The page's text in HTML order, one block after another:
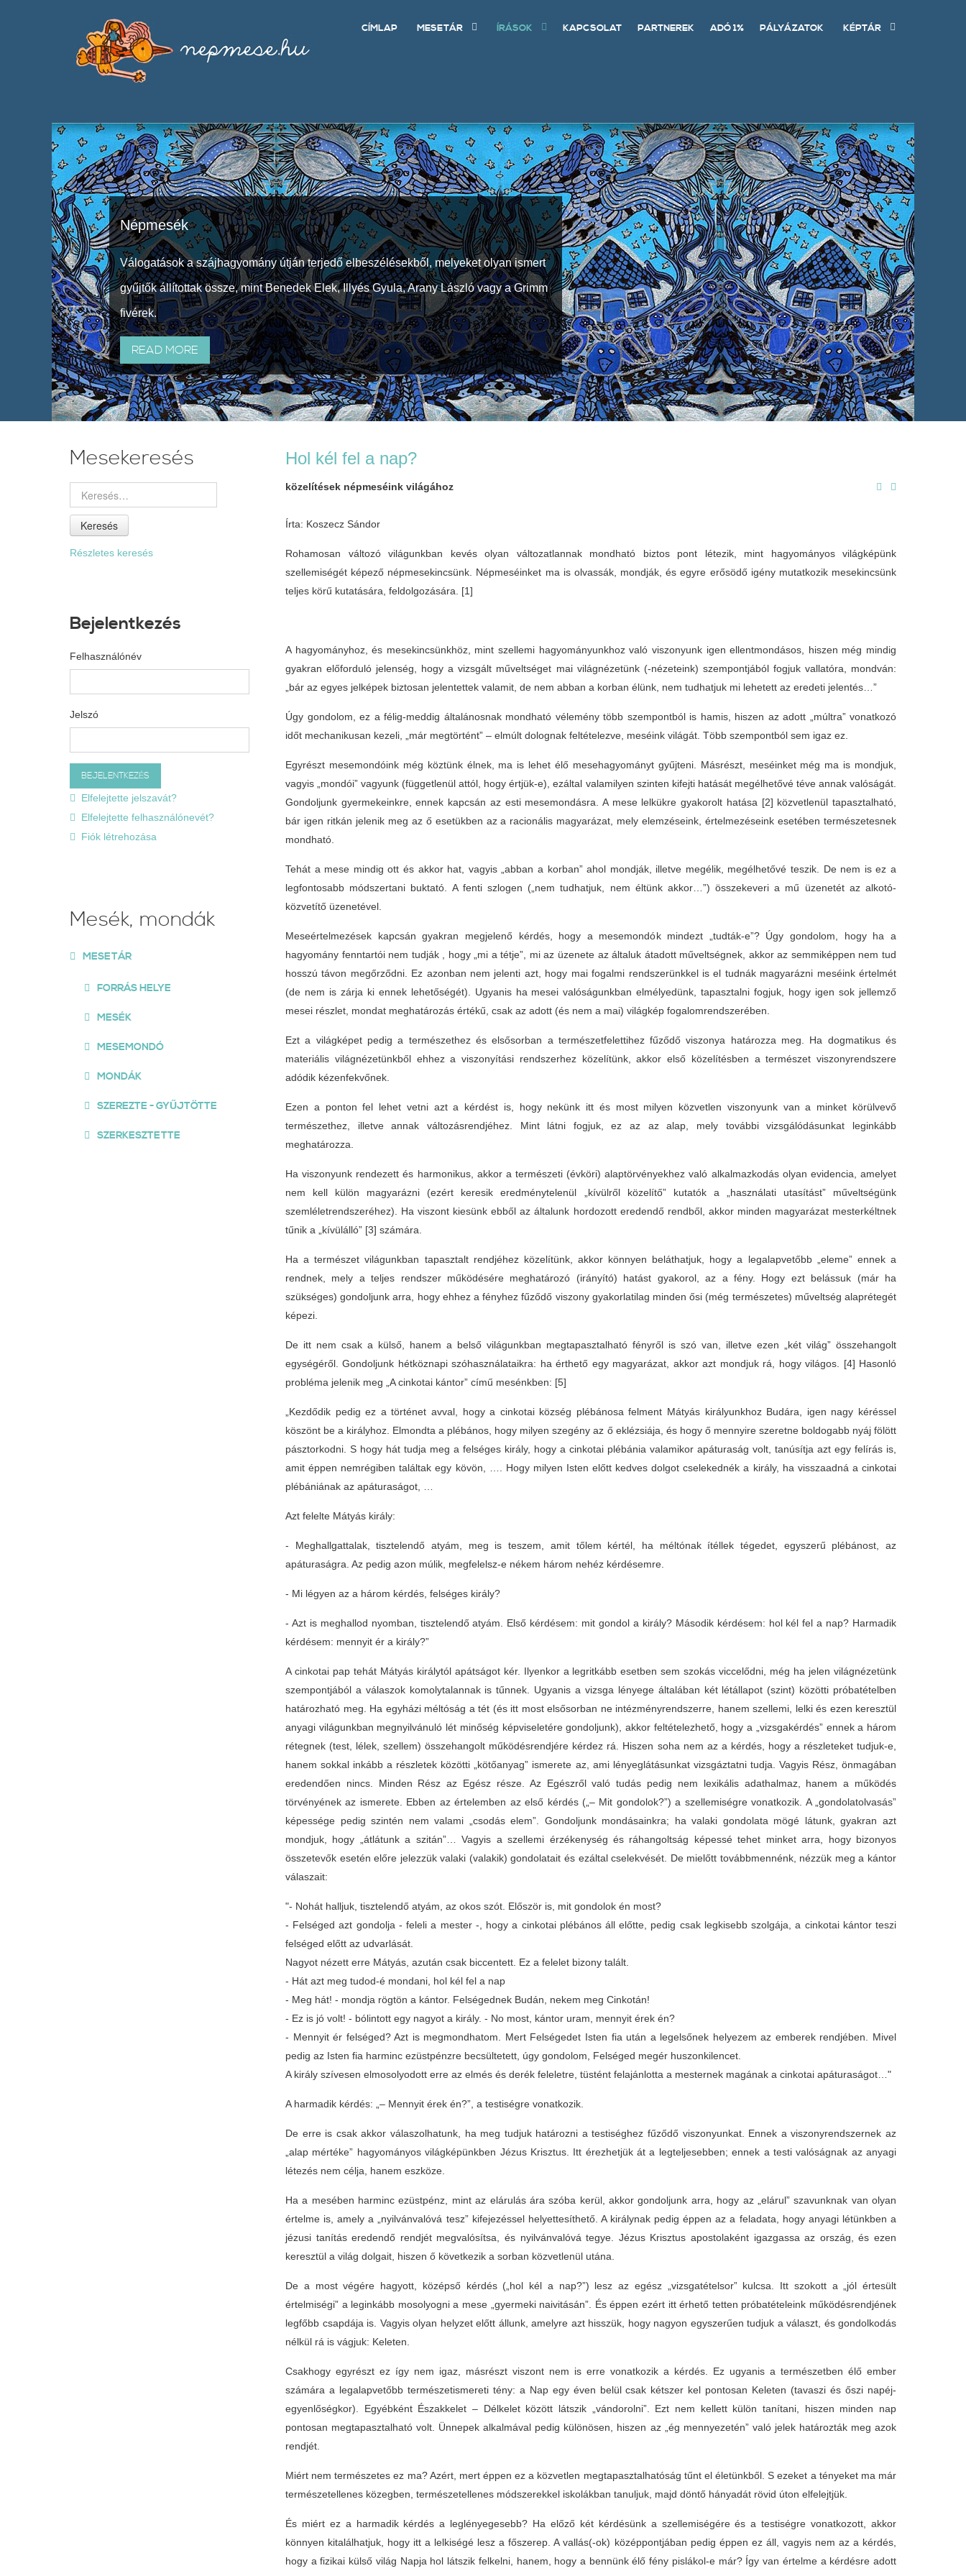
CÍMLAP MESETÁR ÍRÁSOK KAPCSOLAT PARTNEREK ADÓ 1% PÁLYÁZATOK KÉPTÁR
Népmesék
Válogatások a szájhagyomány útján terjedő elbeszélésekből, melyeket olyan ismert
gyűjtők állítottak össze, mint Benedek Elek, Illyés Gyula, Arany László vagy a Grimm
fivérek.
READ MORE
Hol kél fel a nap?
közelítések népmeséink világához
Írta: Koszecz Sándor
Rohamosan változó világunkban kevés olyan változatlannak mondható biztos pont létezik, mint hagyományos világképünk
szellemiségét képező népmesekincsünk. Népmeséinket ma is olvassák, mondják, és egyre erősödő igény mutatkozik mesekincsünk
teljes körű kutatására, feldolgozására. [1]
A hagyományhoz, és mesekincsünkhöz, mint szellemi hagyományunkhoz való viszonyunk igen ellentmondásos, hiszen még mindig
gyakran előforduló jelenség, hogy a vizsgált műveltséget mai világnézetünk (-nézeteink) szempontjából fogjuk vallatóra, mondván:
„bár az egyes jelképek biztosan jelentettek valamit, de nem abban a korban élünk, nem tudhatjuk mi lehetett az eredeti jelentés…”
Úgy gondolom, ez a félig-meddig általánosnak mondható vélemény több szempontból is hamis, hiszen az adott „múltra” vonatkozó
időt mechanikusan kezeli, „már megtörtént” – elmúlt dolognak feltételezve, meséink világát. Több szempontból sem igaz ez.
Egyrészt mesemondóink még köztünk élnek, ma is lehet élő mesehagyományt gyűjteni. Másrészt, meséinket még ma is mondjuk,
vagyis „mondói” vagyunk (függetlenül attól, hogy értjük-e), ezáltal valamilyen szinten kifejti hatását megélhetővé téve annak valóságát.
Gondoljunk gyermekeinkre, ennek kapcsán az esti mesemondásra. A mese lelkükre gyakorolt hatása [2] közvetlenül tapasztalható,
bár igen ritkán jelenik meg az ő esetükben az a racionális magyarázat, mely elemzéseink, értelmezéseink esetében természetesnek
mondható.
Tehát a mese mindig ott és akkor hat, vagyis „abban a korban” ahol mondják, illetve megélik, megélhetővé teszik. De nem is ez a
legfontosabb módszertani buktató. A fenti szlogen („nem tudhatjuk, nem éltünk akkor…”) összekeveri a mű üzenetét az alkotó-
közvetítő üzenetével.
Meseértelmezések kapcsán gyakran megjelenő kérdés, hogy a mesemondók mindezt „tudták-e”? Úgy gondolom, hogy ha a
hagyomány fenntartói nem tudják , hogy „mi a tétje”, mi az üzenete az általuk átadott műveltségnek, akkor az semmiképpen nem tud
hosszú távon megőrződni. Ez azonban nem jelenti azt, hogy mai fogalmi rendszerünkkel is el tudnák magyarázni meséink értelmét
(de nem is zárja ki ennek lehetőségét). Ugyanis ha mesei valóságunkban elmélyedünk, tapasztalni fogjuk, hogy igen sok jellemző
mesei részlet, mondat meghatározás értékű, csak az adott (és nem a mai) világkép fogalomrendszerében.
Ezt a világképet pedig a természethez és elsősorban a természetfelettihez fűződő viszonya határozza meg. Ha dogmatikus és
materiális világnézetünkből ehhez a viszonyítási rendszerhez közelítünk, akkor első közelítésben a természet viszonyrendszere
adódik kézenfekvőnek.
Ezen a ponton fel lehet vetni azt a kérdést is, hogy nekünk itt és most milyen közvetlen viszonyunk van a minket körülvevő
természethez, illetve annak változásrendjéhez. Mint látni fogjuk, ez az az alap, mely további vizsgálódásunkat leginkább
meghatározza.
Ha viszonyunk rendezett és harmonikus, akkor a természeti (évköri) alaptörvényekhez való alkalmazkodás olyan evidencia, amelyet
nem kell külön magyarázni (ezért keresik eredménytelenül „kívülről közelítő” kutatók a „használati utasítást” műveltségünk
szemléletrendszeréhez). Ha viszont kiesünk ebből az általunk hordozott eredendő rendből, akkor minden magyarázat mesterkéltnek
tűnik a „kívülálló” [3] számára.
Ha a természet világunkban tapasztalt rendjéhez közelítünk, akkor könnyen beláthatjuk, hogy a legalapvetőbb „eleme” ennek a
rendnek, mely a teljes rendszer működésére meghatározó (irányító) hatást gyakorol, az a fény. Hogy ezt belássuk (már ha
szükséges) gondoljunk arra, hogy ehhez a fényhez fűződő viszony gyakorlatilag minden ősi (még természetes) műveltség alaprétegét
képezi.
De itt nem csak a külső, hanem a belső világunkban megtapasztalható fényről is szó van, illetve ezen „két világ” összehangolt
egységéről. Gondoljunk hétköznapi szóhasználataikra: ha érthető egy magyarázat, akkor azt mondjuk rá, hogy világos. [4] Hasonló
probléma jelenik meg „A cinkotai kántor” című mesénkben: [5]
„Kezdődik pedig ez a történet avval, hogy a cinkotai község plébánosa felment Mátyás királyunkhoz Budára, igen nagy kéréssel
köszönt be a királyhoz. Elmondta a plébános, hogy milyen szegény az ő eklézsiája, és hogy ő mennyire szeretne boldogabb nyáj fölött
pásztorkodni. S hogy hát tudja meg a felséges király, hogy a cinkotai plébánia valamikor apáturaság volt, tanúsítja azt egy felírás is,
amit éppen nemrégiben találtak egy kövön, …. Hogy milyen Isten előtt kedves dolgot cselekednék a király, ha visszaadná a cinkotai
plébániának az apáturaságot, …
Azt felelte Mátyás király:
- Meghallgattalak, tisztelendő atyám, meg is teszem, amit tőlem kértél, ha méltónak ítéllek tégedet, egyszerű plébánost, az
apáturaságra. Az pedig azon múlik, megfelelsz-e nékem három nehéz kérdésemre.
- Mi légyen az a három kérdés, felséges király?
- Azt is meghallod nyomban, tisztelendő atyám. Első kérdésem: mit gondol a király? Második kérdésem: hol kél fel a nap? Harmadik
kérdésem: mennyit ér a király?”
A cinkotai pap tehát Mátyás királytól apátságot kér. Ilyenkor a legritkább esetben sem szokás viccelődni, még ha jelen világnézetünk
szempontjából a válaszok komolytalannak is tűnnek. Ugyanis a vizsga lényege általában két létállapot (szint) közötti próbatételben
határozható meg. Ha egyházi méltóság a tét (és itt most elsősorban ne intézményrendszerre, hanem szellemi, lelki és ezen keresztül
anyagi világunkban megnyilvánuló lét minőség képviseletére gondoljunk), akkor feltételezhető, hogy a „vizsgakérdés” ennek a három
rétegnek (test, lélek, szellem) összehangolt működésrendjére kérdez rá. Hiszen soha nem az a kérdés, hogy a részleteket tudjuk-e,
hanem sokkal inkább a részletek közötti „kötőanyag” ismerete az, ami lényeglátásunkat vizsgáztatni tudja. Vagyis Rész, önmagában
eredendően nincs. Minden Rész az Egész része. Az Egészről való tudás pedig nem lexikális adathalmaz, hanem a működés
törvényének az ismerete. Ebben az értelemben az első kérdés („– Mit gondolok?”) a szellemiségre vonatkozik. A „gondolatolvasás”
képessége pedig szintén nem valami „csodás elem”. Gondoljunk mondásainkra; ha valaki gondolata mögé látunk, gyakran azt
mondjuk, hogy „átlátunk a szitán”… Vagyis a szellemi érzékenység és ráhangoltság képessé tehet minket arra, hogy bizonyos
összetevők esetén előre jelezzük valaki (valakik) gondolatait és ezáltal cselekvését. De mielőtt továbbmennénk, nézzük meg a kántor
válaszait:
"- Nohát halljuk, tisztelendő atyám, az okos szót. Először is, mit gondolok én most?
- Felséged azt gondolja - feleli a mester -, hogy a cinkotai plébános áll előtte, pedig csak legkisebb szolgája, a cinkotai kántor teszi
felséged előtt az udvarlását.
Nagyot nézett erre Mátyás, azután csak biccentett. Ez a felelet bizony talált.
- Hát azt meg tudod-é mondani, hol kél fel a nap
- Meg hát! - mondja rögtön a kántor. Felségednek Budán, nekem meg Cinkotán!
- Ez is jó volt! - bólintott egy nagyot a király. - No most, kántor uram, mennyit érek én?
- Mennyit ér felséged? Azt is megmondhatom. Mert Felségedet Isten fia után a legelsőnek helyezem az emberek rendjében. Mivel
pedig az Isten fia harminc ezüstpénzre becsültetett, úgy gondolom, Felséged megér huszonkilencet.
A király szívesen elmosolyodott erre az elmés és derék feleletre, tüstént felajánlotta a mesternek magának a cinkotai apáturaságot…"
A harmadik kérdés: „– Mennyit érek én?”, a testiségre vonatkozik.
De erre is csak akkor válaszolhatunk, ha meg tudjuk határozni a testiséghez fűződő viszonyunkat. Ennek a viszonyrendszernek az
„alap mértéke” hagyományos világképünkben Jézus Krisztus. Itt érezhetjük át a legteljesebben; ennek a testi valóságnak az anyagi
létezés nem célja, hanem eszköze.
Ha a mesében harminc ezüstpénz, mint az elárulás ára szóba kerül, akkor gondoljunk arra, hogy az „elárul” szavunknak van olyan
értelme is, amely a „nyilvánvalóvá tesz” kifejezéssel helyettesíthető. A királynak pedig éppen az a feladata, hogy anyagi létünkben a
jézusi tanítás eredendő rendjét megvalósítsa, és nyilvánvalóvá tegye. Jézus Krisztus apostolaként igazgassa az ország, és ezen
keresztül a világ dolgait, hiszen ő következik a sorban közvetlenül utána.
De a most végére hagyott, középső kérdés („hol kél a nap?”) lesz az egész „vizsgatételsor” kulcsa. Itt szokott a „jól értesült
értelmiségi” a leginkább mosolyogni a mese „gyermeki naivitásán”. És éppen ezért itt érhető tetten próbatételeink működésrendjének
legfőbb csapdája is. Vagyis olyan helyzet előtt állunk, amelyre azt hisszük, hogy nagyon egyszerűen tudjuk a választ, és gondolkodás
nélkül rá is vágjuk: Keleten.
Csakhogy egyrészt ez így nem igaz, másrészt viszont nem is erre vonatkozik a kérdés. Ez ugyanis a természetben élő ember
számára a legalapvetőbb természetismereti tény: a Nap egy éven belül csak kétszer kel pontosan Keleten (tavaszi és őszi napéj-
egyenlőségkor). Egyébként Északkelet – Délkelet között látszik „vándorolni”. Ezt nem kellett külön tanítani, hiszen minden nap
pontosan megtapasztalható volt. Ünnepek alkalmával pedig különösen, hiszen az „ég mennyezetén” való jelek határozták meg azok
rendjét.
Miért nem természetes ez ma? Azért, mert éppen ez a közvetlen megtapasztalhatóság tűnt el életünkből. S ezeket a tényeket ma már
természetellenes közegben, természetellenes módszerekkel iskolákban tanuljuk, majd döntő hányadát rövid úton elfelejtjük.
És miért ez a harmadik kérdés a leglényegesebb? Ha előző két kérdésünk a szellemiségére és a testiségre vonatkozott, akkor
könnyen kitalálhatjuk, hogy itt a lelkiségé lesz a főszerep. A vallás(-ok) középpontjában pedig éppen ez áll, vagyis nem az a kérdés,
hogy a fizikai külső világ Napja hol látszik felkelni, hanem, hogy a bennünk élő fény pislákol-e már? Így van értelme a kérdésre adott
Mesekeresés
Keresés
Részletes keresés
Bejelentkezés
Felhasználónév
Jelszó
Elfelejtette jelszavát?
Elfelejtette felhasználónevét?
Fiók létrehozása
Mesék, mondák
MESETÁR
FORRÁS HELYE
MESÉK
MESEMONDÓ
MONDÁK
SZEREZTE - GYŰJTÖTTE
SZERKESZTETTE